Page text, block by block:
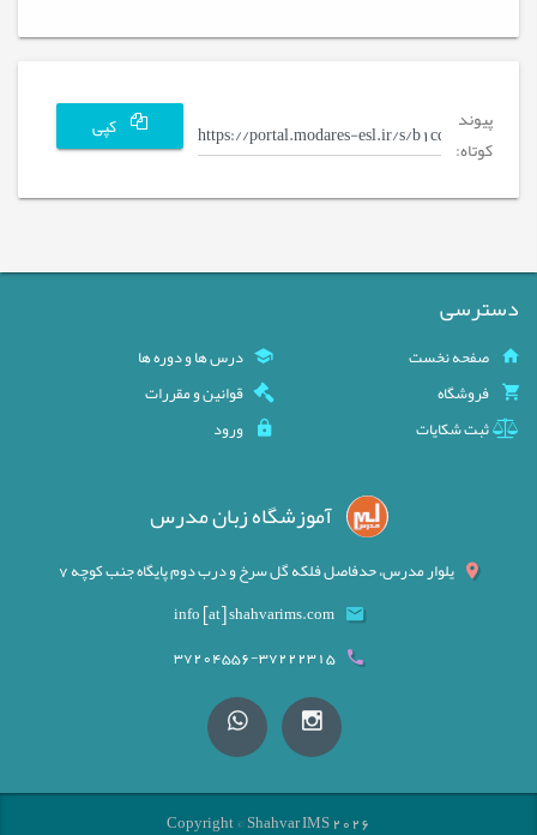
پیوند
کوتاه:
کپی
دسترسی
صفحه نخست
درس ها و دوره ها
فروشگاه
قوانین و مقررات
ثبت شکایات
ورود
آموزشگاه زبان مدرس
یلوار مدرس، حدفاصل فلکه گل سرخ و درب دوم پایگاه جنب کوچه 7
info [at] shahvarims.com
37204556-37222315
Copyright © Shahvar IMS 2026